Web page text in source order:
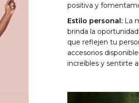
positiva y
Estilo personal: La
brinda la
que reflejen tu
accesorios
increíbles y sentirte